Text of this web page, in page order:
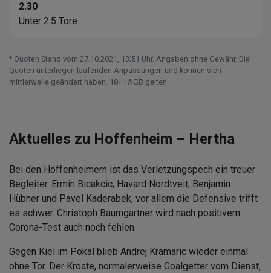
2.30
Unter 2.5 Tore
* Quoten Stand vom 27.10.2021‚ 13⁚51 Uhr. Angaben ohne Gewähr. Die
Quoten unterliegen laufenden Anpassungen und können sich
mittlerweile geändert haben. 18+ | AGB gelten
Aktuelles zu Hoffenheim – Hertha
Bei den Hoffenheimern ist das Verletzungspech ein treuer
Begleiter. Ermin Bicakcic, Havard Nordtveit, Benjamin
Hübner und Pavel Kaderabek, vor allem die Defensive trifft
es schwer. Christoph Baumgartner wird nach positivem
Corona-Test auch noch fehlen.
Gegen Kiel im Pokal blieb Andrej Kramaric wieder einmal
ohne Tor. Der Kroate, normalerweise Goalgetter vom Dienst,